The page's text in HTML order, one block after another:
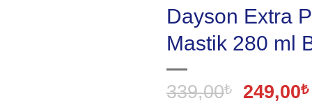
Dayson Extra
Mastik 280 ml
339,00₺
Orijinal
249,00₺